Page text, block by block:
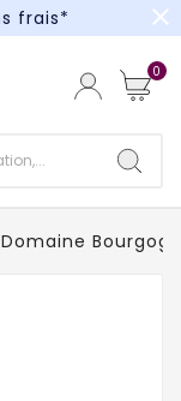
frais*
frais*
close
0
Domaine